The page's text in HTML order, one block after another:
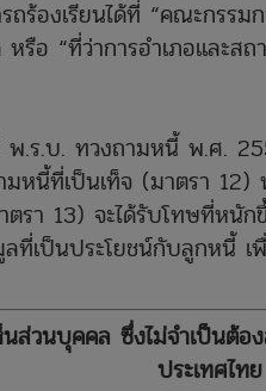
ร้องเรียนได้ที่ “คณะกรรม
รือ “ที่ว่าการอำเภอและส
พ.ร.บ. ทวงถามหนี้ พ.ศ.
หนี้ที่เป็นเท็จ (มาตรา 12)
รา 13) จะได้รับโทษที่หนัก
ที่เป็นประโยชน์กับลูกหนี้
ส่วนบุคคล ซึ่งไม่จำเป็นต้อ
ประเทศไทย